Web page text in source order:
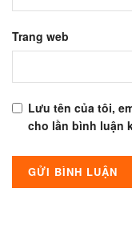
Trang web
Lưu tên của tôi,
cho lần bình luận